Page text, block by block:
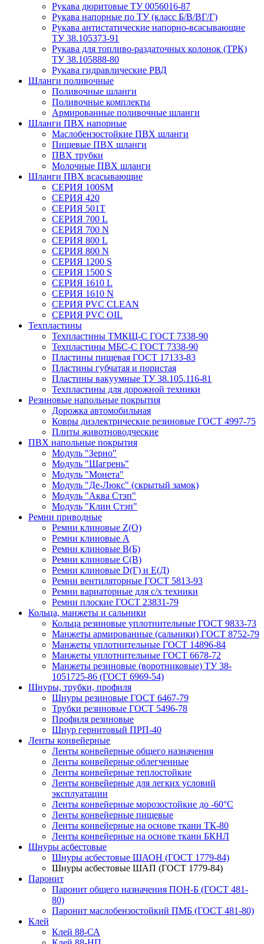
Рукава дюритовые ТУ 0056016-87
Рукава напорные по ТУ (класс Б/В/ВГ/Г)
Рукава антистатические напорно-всасывающие
ТУ 38.105373-91
Рукава для топливо-раздаточных колонок (ТРК)
ТУ 38.105888-80
Рукава гидравлические РВД
Шланги поливочные
Поливочные шланги
Поливочные комплекты
Армированные поливочные шланги
Шланги ПВХ напорные
Маслобензостойкие ПВХ шланги
Пищевые ПВХ шланги
ПВХ трубки
Молочные ПВХ шланги
Шланги ПВХ всасывающие
СЕРИЯ 100SM
СЕРИЯ 420
СЕРИЯ 501T
СЕРИЯ 700 L
СЕРИЯ 700 N
СЕРИЯ 800 L
СЕРИЯ 800 N
СЕРИЯ 1200 S
СЕРИЯ 1500 S
СЕРИЯ 1610 L
СЕРИЯ 1610 N
СЕРИЯ PVC CLEAN
СЕРИЯ PVC OIL
Техпластины
Техпластины ТМКЩ-С ГОСТ 7338-90
Техпластины МБС-С ГОСТ 7338-90
Пластины пищевая ГОСТ 17133-83
Пластины губчатая и пористая
Пластины вакуумные ТУ 38.105.116-81
Техпластины для дорожной техники
Резиновые напольные покрытия
Дорожка автомобильная
Ковры диэлектрические резиновые ГОСТ 4997-75
Плиты животноводческие
ПВХ напольные покрытия
Модуль "Зерно"
Модуль "Шагрень"
Модуль "Монета"
Модуль "Де-Люкс" (скрытый замок)
Модуль "Аква Стэп"
Модуль "Клин Стэп"
Ремни приводные
Ремни клиновые Z(О)
Ремни клиновые А
Ремни клиновые В(Б)
Ремни клиновые С(В)
Ремни клиновые D(Г) и Е(Д)
Ремни вентиляторные ГОСТ 5813-93
Ремни вариаторные для с/х техники
Ремни плоские ГОСТ 23831-79
Кольца, манжеты и сальники
Кольца резиновые уплотнительные ГОСТ 9833-73
Манжеты армированные (сальники) ГОСТ 8752-79
Манжеты уплотнительные ГОСТ 14896-84
Манжеты уплотнительные ГОСТ 6678-72
Манжеты резиновые (воротниковые) ТУ 38-
1051725-86 (ГОСТ 6969-54)
Шнуры, трубки, профиля
Шнуры резиновые ГОСТ 6467-79
Трубки резиновые ГОСТ 5496-78
Профиля резиновые
Шнур гернитовый ПРП-40
Ленты конвейерные
Ленты конвейерные общего назначения
Ленты конвейерные облегченные
Ленты конвейерные теплостойкие
Ленты конвейерные для легких условий
эксплуатации
Ленты конвейерные морозостойкие до -60°С
Ленты конвейерные пищевые
Ленты конвейерные на основе ткани ТК-80
Ленты конвейерные на основе ткани БКНЛ
Шнуры асбестовые
Шнуры асбестовые ШАОН (ГОСТ 1779-84)
Шнуры асбестовые ШАП (ГОСТ 1779-84)
Паронит
Паронит общего назначения ПОН-Б (ГОСТ 481-
80)
Паронит маслобензостойкий ПМБ (ГОСТ 481-80)
Клей
Клей 88-СА